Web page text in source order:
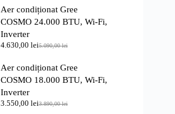
Aer condiționat Gree
COSMO 24.000 BTU, Wi-Fi,
Inverter
5.090,00lei
Prețul
a
fost:
4.630,00 lei
Prețul
este:
4.630,00 lei.
Aer condiționat Gree
COSMO 18.000 BTU, Wi-Fi,
Inverter
3.890,00lei
Prețul
3.550,00 lei
Prețul